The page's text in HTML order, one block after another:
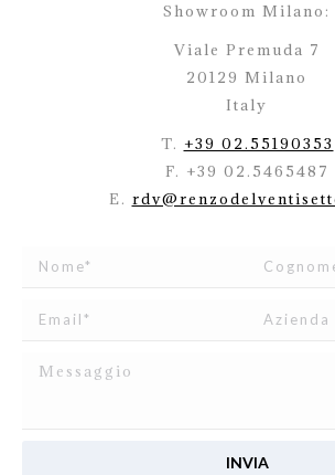
Showroom Milano:
Viale Premuda 7
20129 Milano
Italy
T. +39 02.55190353
F. +39 02.5465487
E.